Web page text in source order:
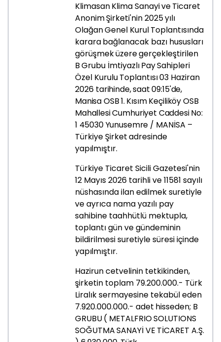
KlimasanKlimaSanayiveTicaret
AnonimŞirketi'nin2025yılı
OlağanGenel KurulToplantısında
kararabağlanacak bazı hususları
görüşmeküzeregerçekleştirilen
BGrubu İmtiyazlıPaySahipleri
Özel KuruluToplantısı03 Haziran
2026 tarihinde,saat09:15'de,
ManisaOSB1. KısımKeçiliköyOSB
MahallesiCumhuriyet CaddesiNo:
1 45030Yunusemre / MANİSA –
TürkiyeŞirketadresinde
yapılmıştır.
Türkiye Ticaret Sicili Gazetesi'nin
12 Mayıs 2026 tarihli ve 11581 sayılı
nüshasında ilan edilmek suretiyle
ve ayrıca nama yazılı pay
sahibine taahhütlü mektupla,
toplantı gün ve gündeminin
bildirilmesi suretiyle süresi içinde
yapılmıştır.
Hazirun cetvelinin tetkikinden,
şirketin toplam 79.200.000.- Türk
Liralık sermayesine tekabül eden
7.920.000.000.- adet hisseden; B
GRUBU( METALFRIOSOLUTIONS
SOĞUTMASANAYİVE TİCARET A.Ş.